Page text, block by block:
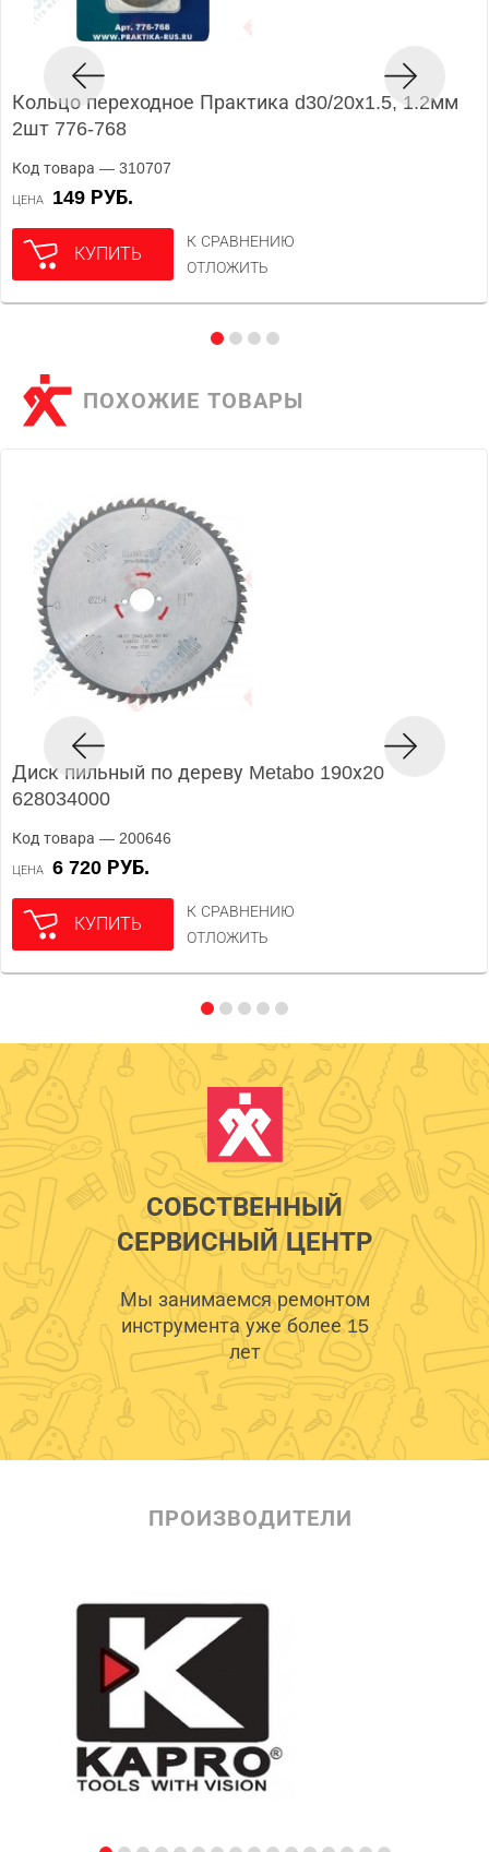
Кольцо переходное Практика d30/20х1.5, 1.2мм
2шт 776-768
Код товара — 310707
ЦЕНА 149 РУБ.
КУПИТЬ
К СРАВНЕНИЮ
ОТЛОЖИТЬ
ПОХОЖИЕ ТОВАРЫ
Диск пильный по дереву Metabo 190х20
628034000
Код товара — 200646
ЦЕНА 6 720 РУБ.
КУПИТЬ
К СРАВНЕНИЮ
ОТЛОЖИТЬ
СОБСТВЕННЫЙ
СЕРВИСНЫЙ ЦЕНТР
Мы занимаемся ремонтом
инструмента уже более 15
лет
ПРОИЗВОДИТЕЛИ